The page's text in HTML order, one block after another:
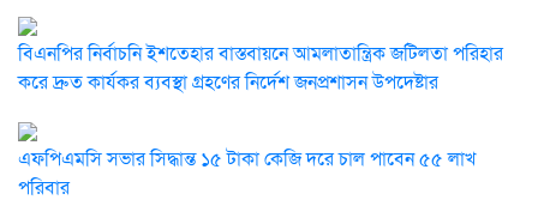
বিএনপির নির্বাচনি ইশতেহার বাস্তবায়নে আমলাতান্ত্রিক জটিলতা পরিহার
করে দ্রুত কার্যকর ব্যবস্থা গ্রহণের নির্দেশ জনপ্রশাসন উপদেষ্টার
এফপিএমসি সভার সিদ্ধান্ত ১৫ টাকা কেজি দরে চাল পাবেন ৫৫ লাখ
পরিবার